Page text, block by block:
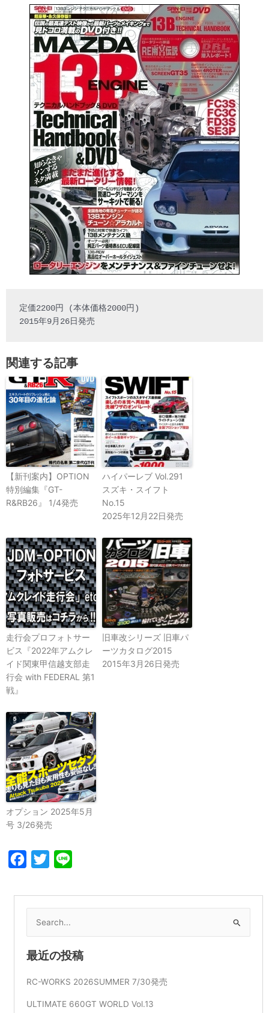
定価2200円 (本体価格2000円)
2015年9月26日発売
関連する記事
【新刊案内】OPTION
特別編集『GT-
R&RB26』 1/4発売
ハイパーレブ Vol.291
スズキ・スイフト
No.15
2025年12月22日発売
走行会プロフォトサー
ビス『2022年アムクレ
イド関東甲信越支部走
行会 with FEDERAL 第1
戦』
旧車改シリーズ 旧車パ
ーツカタログ2015
2015年3月26日発売
オプション 2025年5月
号 3/26発売
Facebook
Twitter
索
対
象:
最近の投稿
RC-WORKS 2026SUMMER 7/30発売
ULTIMATE 660GT WORLD Vol.13